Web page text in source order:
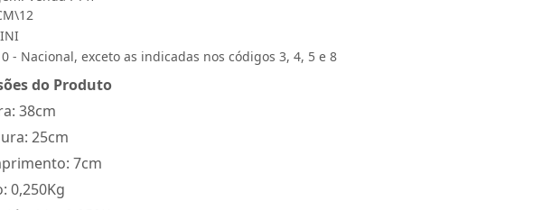
- Nacional, exceto as indicadas nos códigos 3, 4, 5 e 8
do Produto
38cm
25cm
7cm
0,250Kg